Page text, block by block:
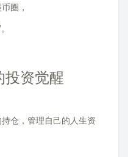
圈，
投资觉醒
仓，管理自己的人生资